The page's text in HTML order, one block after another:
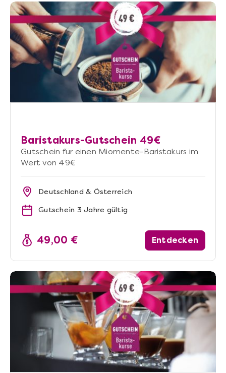
Baristakurs-Gutschein 49€
Gutschein für einen Miomente-Baristakurs im
Wert von 49€
Deutschland & Österreich
Gutschein 3 Jahre gültig
49,00 € Entdecken